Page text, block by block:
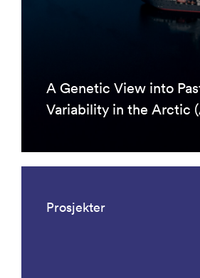
A Genetic View into
Variability in the Arctic
Prosjekter